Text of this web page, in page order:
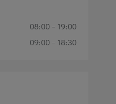
08:00 - 19:00
09:00 - 18:30